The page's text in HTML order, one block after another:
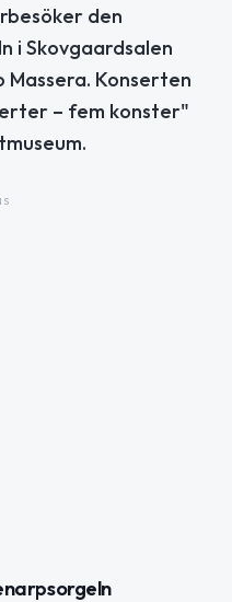
den
i Skovgaardsalen
Konserten
– fem konster"